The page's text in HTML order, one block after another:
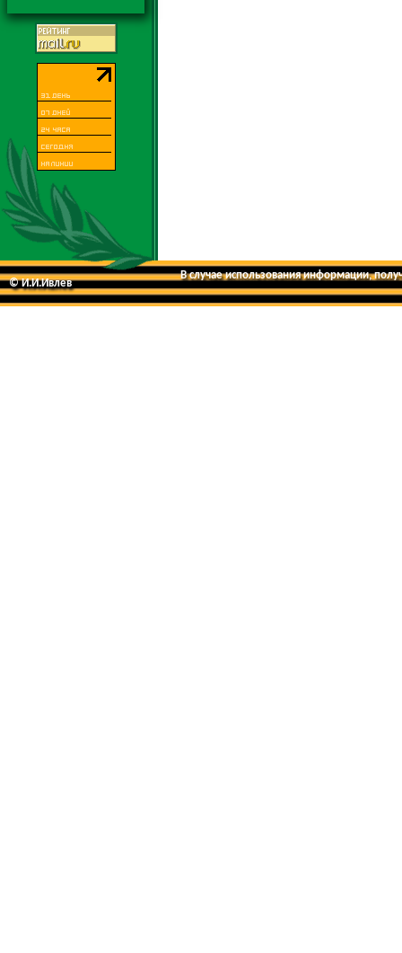
© И.И.Ивлев
В случае использования информации,